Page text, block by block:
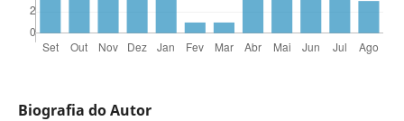
Biografia do Autor